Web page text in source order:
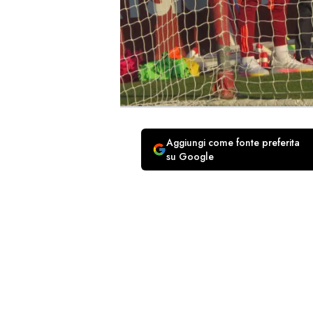
Aggiungi come fonte preferita
su Google